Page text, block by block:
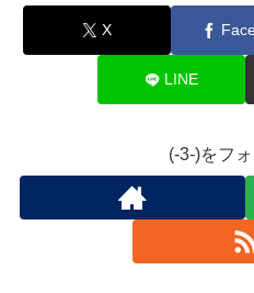
X
LINE
(-3-)をフ